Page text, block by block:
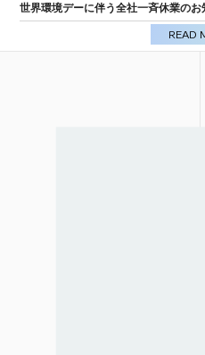
世界環境デーに伴う全社一斉休業のお
READ